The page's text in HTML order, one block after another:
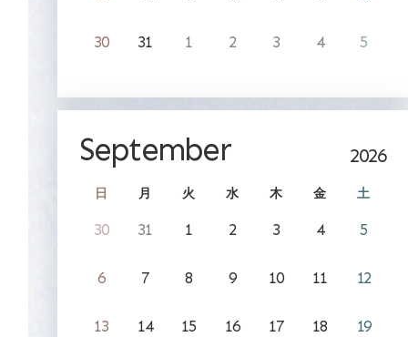
30 31 1 2 3 4 5
September 2026
日 月 火 水 木 金 土
30 31 1 2 3 4 5
6 7 8 9 10 11 12
13 14 15 16 17 18 19